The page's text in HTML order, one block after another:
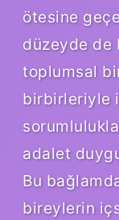
ötesine
düzeyde de
toplumsal
birbirleriyle
adalet
Bu
bireylerin